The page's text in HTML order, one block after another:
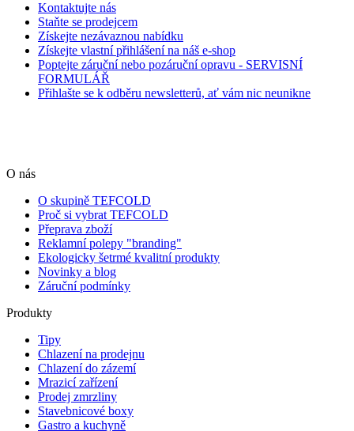
Kontaktujte nás
Staňte se prodejcem
Získejte nezávaznou nabídku
Získejte vlastní přihlášení na náš e-shop
Poptejte záruční nebo pozáruční opravu - SERVISNÍ
FORMULÁŘ
Přihlašte se k odběru newsletterů, ať vám nic neunikne
O nás
O skupině TEFCOLD
Proč si vybrat TEFCOLD
Přeprava zboží
Reklamní polepy "branding"
Ekologicky šetrmé kvalitní produkty
Novinky a blog
Záruční podmínky
Produkty
Tipy
Chlazení na prodejnu
Chlazení do zázemí
Mrazicí zařízení
Prodej zmrzliny
Stavebnicové boxy
Gastro a kuchyně